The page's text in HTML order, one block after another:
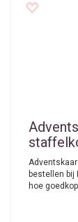
bestellen bij
hoe